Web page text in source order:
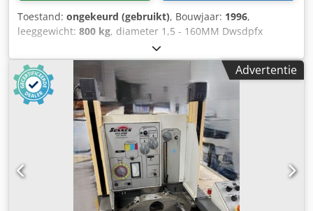
Toestand: ongekeurd (gebruikt), Bouwjaar: 1996,
leeggewicht: 800 kg, diameter 1,5 - 160MM Dwsdpfx
Ahowgm Sas Aja 400MM slag gewicht 800 kg hulpmiddelen
Advertentie